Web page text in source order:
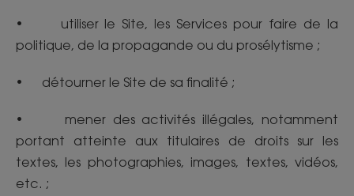
• utiliser le Site, les Services pour faire de la
politique, de la propagande ou du prosélytisme ;
• détourner le Site de sa finalité ;
• mener des activités illégales, notamment
portant atteinte aux titulaires de droits sur les
textes, les photographies, images, textes, vidéos,
etc. ;